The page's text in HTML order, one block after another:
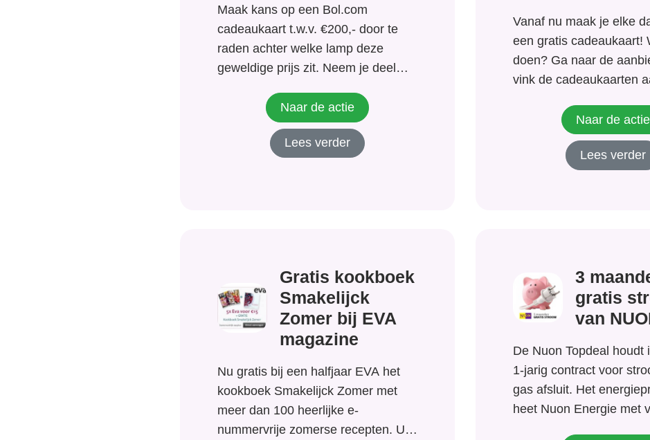
Maak kans op een Bol.com
cadeaukaart t.w.v. €200,- door te
raden achter welke lamp deze
geweldige prijs zit. Neem je deel
toestemming aan Besparenkan om
eenmalig telefonisch contact met je
op te nemen. Ze zullen je een
Naar de actie
Lees verder
Vanaf nu maak je elke
een gratis cadeaukaart!
doen? Ga naar de
vink de cadeaukaarten
max van 8 stuks. Laat je
achter en de volgende
Naar de actie
Lees verder
Gratis kookboek
Smakelijck
Zomer bij EVA
magazine
Nu gratis bij een halfjaar EVA het
kookboek Smakelijck Zomer met
meer dan 100 heerlijke e-
nummervrije zomerse recepten. U
3
gratis
van
De Nuon Topdeal houdt
1-jarig contract voor
gas afsluit. Het
heet Nuon Energie met